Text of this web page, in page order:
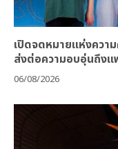
เปิดจดหมายแห่งควา
ส่งต่อความอบอุ่นถึงแ
06/08/2026